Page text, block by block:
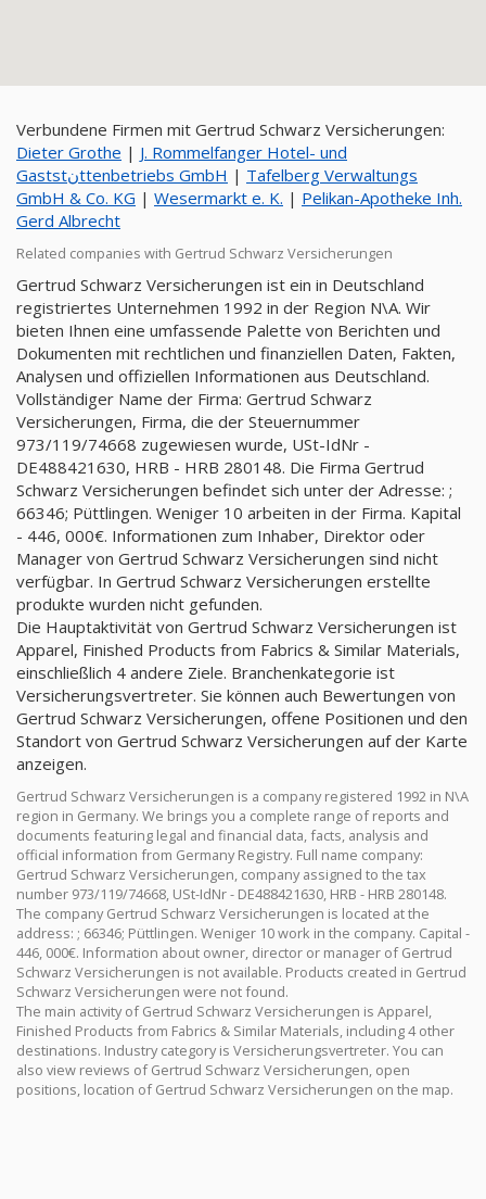
Verbundene Firmen mit Gertrud Schwarz Versicherungen:
Dieter Grothe | J. Rommelfanger Hotel- und
Gaststنttenbetriebs GmbH | Tafelberg Verwaltungs
GmbH & Co. KG | Wesermarkt e. K. | Pelikan-Apotheke Inh.
Gerd Albrecht
Related companies with Gertrud Schwarz Versicherungen
Gertrud Schwarz Versicherungen ist ein in Deutschland
registriertes Unternehmen 1992 in der Region N\A. Wir
bieten Ihnen eine umfassende Palette von Berichten und
Dokumenten mit rechtlichen und finanziellen Daten, Fakten,
Analysen und offiziellen Informationen aus Deutschland.
Vollständiger Name der Firma: Gertrud Schwarz
Versicherungen, Firma, die der Steuernummer
973/119/74668 zugewiesen wurde, USt-IdNr -
DE488421630, HRB - HRB 280148. Die Firma Gertrud
Schwarz Versicherungen befindet sich unter der Adresse: ;
66346; Püttlingen. Weniger 10 arbeiten in der Firma. Kapital
- 446, 000€. Informationen zum Inhaber, Direktor oder
Manager von Gertrud Schwarz Versicherungen sind nicht
verfügbar. In Gertrud Schwarz Versicherungen erstellte
produkte wurden nicht gefunden.
Die Hauptaktivität von Gertrud Schwarz Versicherungen ist
Apparel, Finished Products from Fabrics & Similar Materials,
einschließlich 4 andere Ziele. Branchenkategorie ist
Versicherungsvertreter. Sie können auch Bewertungen von
Gertrud Schwarz Versicherungen, offene Positionen und den
Standort von Gertrud Schwarz Versicherungen auf der Karte
anzeigen.
Gertrud Schwarz Versicherungen is a company registered 1992 in N\A
region in Germany. We brings you a complete range of reports and
documents featuring legal and financial data, facts, analysis and
official information from Germany Registry. Full name company:
Gertrud Schwarz Versicherungen, company assigned to the tax
number 973/119/74668, USt-IdNr - DE488421630, HRB - HRB 280148.
The company Gertrud Schwarz Versicherungen is located at the
address: ; 66346; Püttlingen. Weniger 10 work in the company. Capital -
446, 000€. Information about owner, director or manager of Gertrud
Schwarz Versicherungen is not available. Products created in Gertrud
Schwarz Versicherungen were not found.
The main activity of Gertrud Schwarz Versicherungen is Apparel,
Finished Products from Fabrics & Similar Materials, including 4 other
destinations. Industry category is Versicherungsvertreter. You can
also view reviews of Gertrud Schwarz Versicherungen, open
positions, location of Gertrud Schwarz Versicherungen on the map.